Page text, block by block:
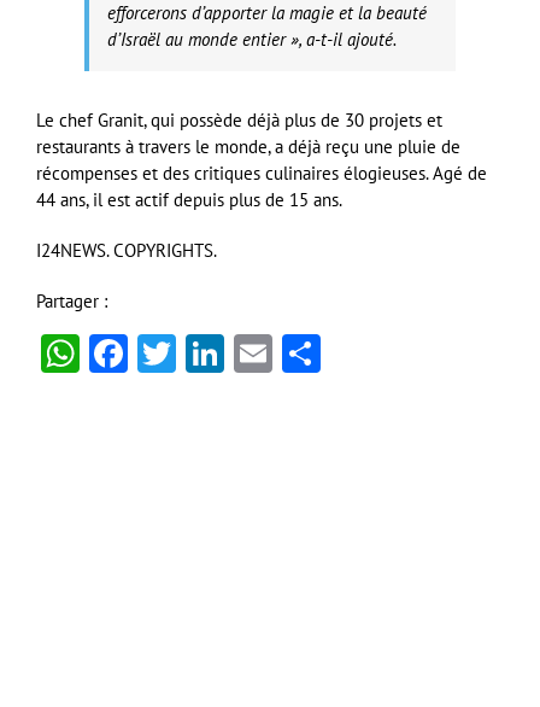
efforcerons d’apporter la magie et la beauté
d’Israël au monde entier », a-t-il ajouté.
Le chef Granit, qui possède déjà plus de 30 projets et
restaurants à travers le monde, a déjà reçu une pluie de
récompenses et des critiques culinaires élogieuses. Agé de
44 ans, il est actif depuis plus de 15 ans.
I24NEWS. COPYRIGHTS.
Partager :
WhatsApp
Facebook
Twitter
LinkedIn
Email